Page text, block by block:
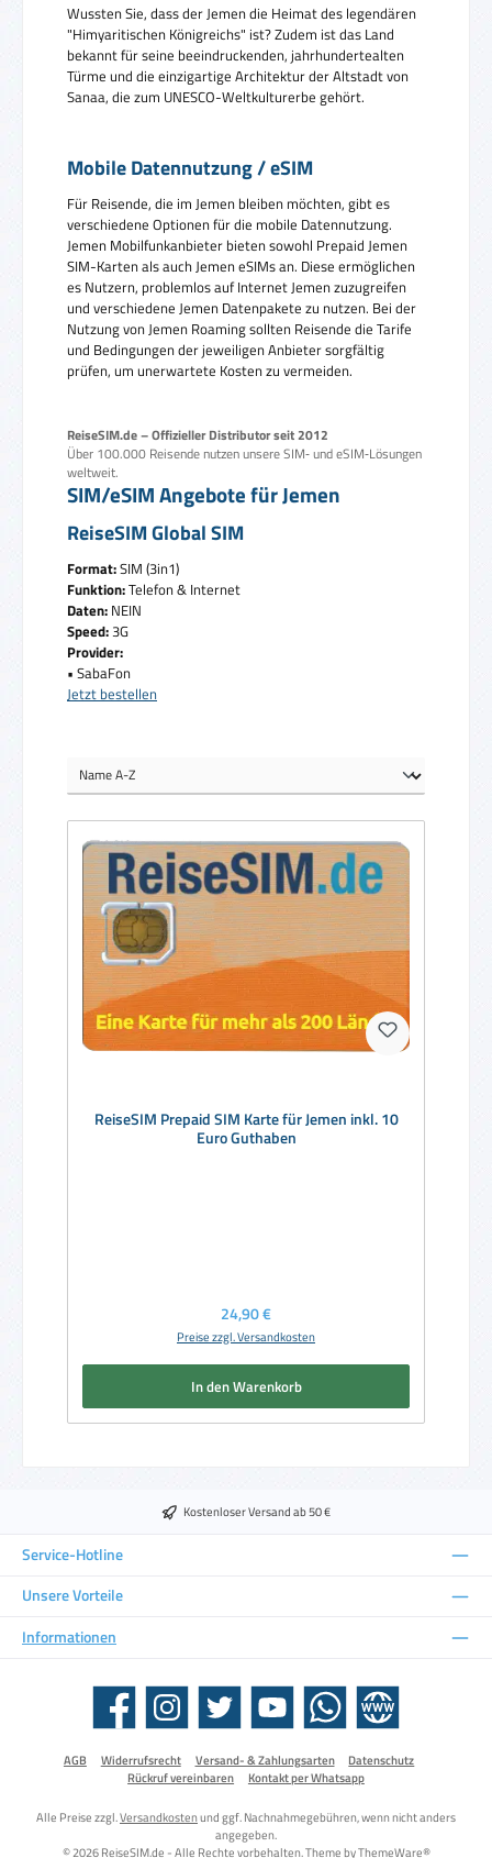
Wussten Sie, dass der Jemen die Heimat des legendären
"Himyaritischen Königreichs" ist? Zudem ist das Land
bekannt für seine beeindruckenden, jahrhundertealten
Türme und die einzigartige Architektur der Altstadt von
Sanaa, die zum UNESCO-Weltkulturerbe gehört.
Mobile Datennutzung / eSIM
Für Reisende, die im Jemen bleiben möchten, gibt es
verschiedene Optionen für die mobile Datennutzung.
Jemen Mobilfunkanbieter bieten sowohl Prepaid Jemen
SIM-Karten als auch Jemen eSIMs an. Diese ermöglichen
es Nutzern, problemlos auf Internet Jemen zuzugreifen
und verschiedene Jemen Datenpakete zu nutzen. Bei der
Nutzung von Jemen Roaming sollten Reisende die Tarife
und Bedingungen der jeweiligen Anbieter sorgfältig
prüfen, um unerwartete Kosten zu vermeiden.
ReiseSIM.de – Offizieller Distributor seit 2012
Über 100.000 Reisende nutzen unsere SIM‑ und eSIM‑Lösungen
weltweit.
SIM/eSIM Angebote für Jemen
ReiseSIM Global SIM
Format:SIM (3in1)
Funktion:Telefon & Internet
Daten: NEIN
Speed:3G
Provider:
• SabaFon
Jetzt bestellen
ReiseSIM Prepaid SIM Karte für Jemen inkl. 10
Euro Guthaben
Regulärer Preis:
24,90 €
Preise zzgl. Versandkosten
In den Warenkorb
Kostenloser Versand ab 50 €
Service-Hotline
Unsere Vorteile
Informationen
Facebook Instagram Twitter YouTube WhatsApp Website
AGB Widerrufsrecht Versand- & Zahlungsarten
Datenschutz
Rückruf vereinbaren
Kontakt per Whatsapp
Alle Preise zzgl.Versandkostenund ggf. Nachnahmegebühren, wenn nicht anders
angegeben.
© 2026 ReiseSIM.de - Alle Rechte vorbehalten. Theme byThemeWare®